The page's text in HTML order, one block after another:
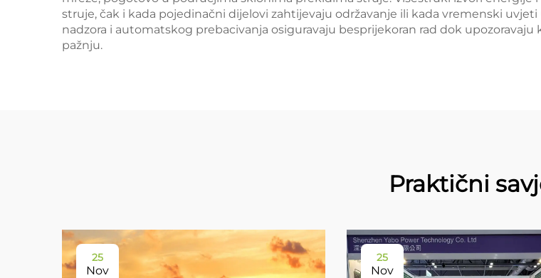
struje, čak i kada pojedinačni dijelovi zahtijevaju održavanje ili kada vremenski
nadzora i automatskog prebacivanja osiguravaju besprijekoran rad dok
pažnju.
Praktični
25
Nov
25
Nov